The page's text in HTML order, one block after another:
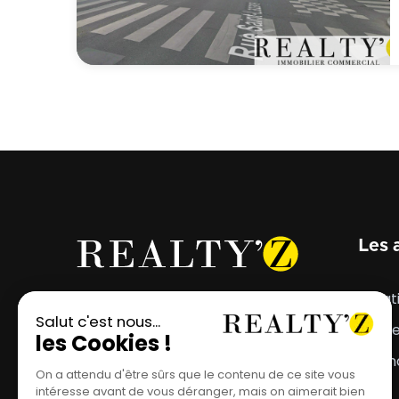
Votre projet mérite
l'emplacement parfait.
Les
Vente